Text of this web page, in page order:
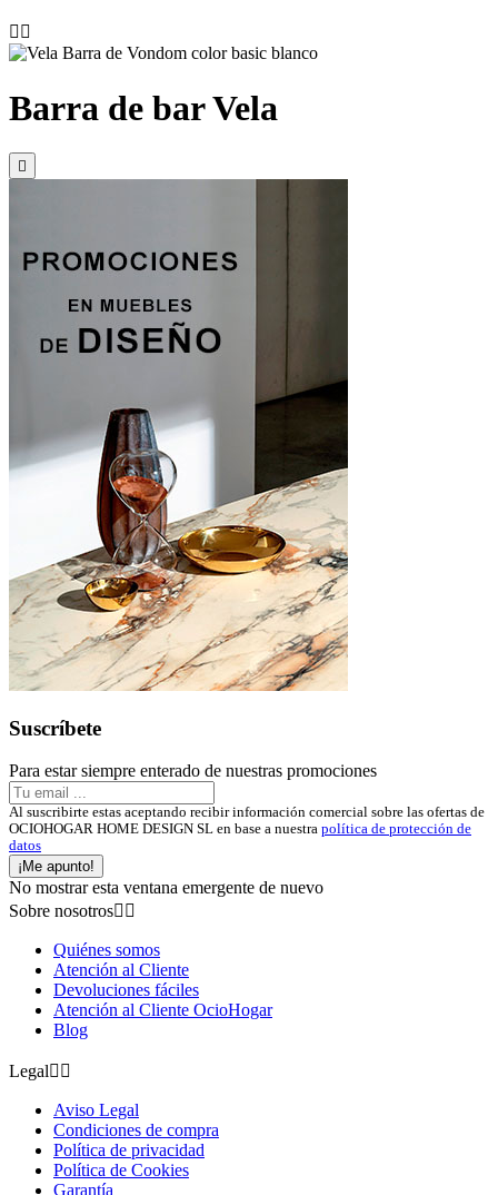
 
Barra de bar Vela

Suscríbete
Para estar siempre enterado de nuestras promociones
Al suscribirte estas aceptando recibir información comercial sobre las ofertas de
OCIOHOGAR HOME DESIGN SL en base a nuestra política de protección de
datos
¡Me apunto!
No mostrar esta ventana emergente de nuevo
Sobre nosotros 
Quiénes somos
Atención al Cliente
Devoluciones fáciles
Atención al Cliente OcioHogar
Blog
Legal 
Aviso Legal
Condiciones de compra
Política de privacidad
Política de Cookies
Garantía